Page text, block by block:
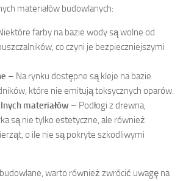
materiałów budowlanych:
farby na bazie wody są wolne od
co czyni je bezpieczniejszymi
– Na rynku dostępne są kleje na bazie
które nie emitują toksycznych oparów.
materiałów – Podłogi z drewna,
są nie tylko estetyczne, ale również
o ile nie są pokryte szkodliwymi
warto również zwrócić uwagę na